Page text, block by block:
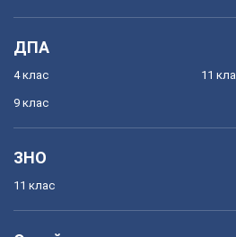
ДПА
4 клас
9 клас
11
ЗНО
11 клас